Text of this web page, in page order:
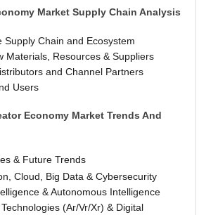
Market Supply Chain Analysis
Supply Chain and Ecosystem
Materials, Resources & Suppliers
and Channel Partners
Users
Economy Market Trends And
& Future Trends
Cloud, Big Data & Cybersecurity
& Autonomous Intelligence
(Ar/Vr/Xr) & Digital